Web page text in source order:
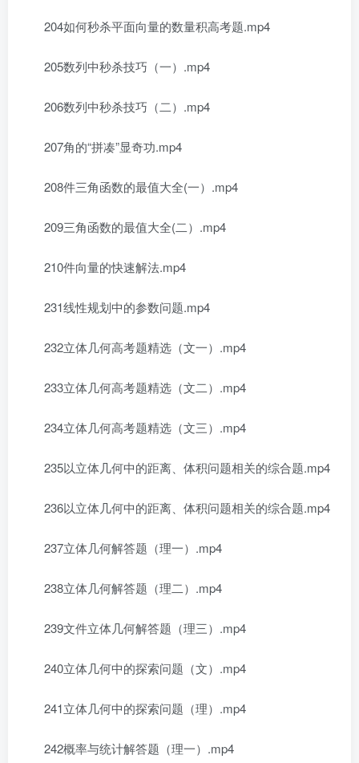
204如何秒杀平面向量的数量积高考题.mp4
205数列中秒杀技巧（一）.mp4
206数列中秒杀技巧（二）.mp4
207角的“拼凑”显奇功.mp4
208件三角函数的最值大全(一）.mp4
209三角函数的最值大全(二）.mp4
210件向量的快速解法.mp4
231线性规划中的参数问题.mp4
232立体几何高考题精选（文一）.mp4
233立体几何高考题精选（文二）.mp4
234立体几何高考题精选（文三）.mp4
235以立体几何中的距离、体积问题相关的综合题.mp4
236以立体几何中的距离、体积问题相关的综合题.mp4
237立体几何解答题（理一）.mp4
238立体几何解答题（理二）.mp4
239文件立体几何解答题（理三）.mp4
240立体几何中的探索问题（文）.mp4
241立体几何中的探索问题（理）.mp4
242概率与统计解答题（理一）.mp4